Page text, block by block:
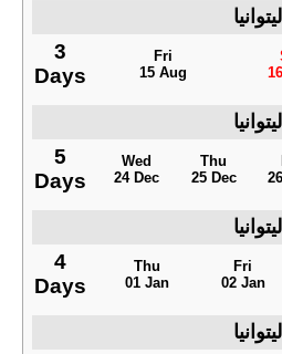
ليتوانيا
3
Days
Fri
15 Aug
ليتوانيا
5
Days
Wed
24 Dec
Thu
25 Dec
ليتوانيا
4
Days
Thu
01 Jan
Fri
02 Jan
ليتوانيا